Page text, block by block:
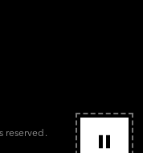
reserved.